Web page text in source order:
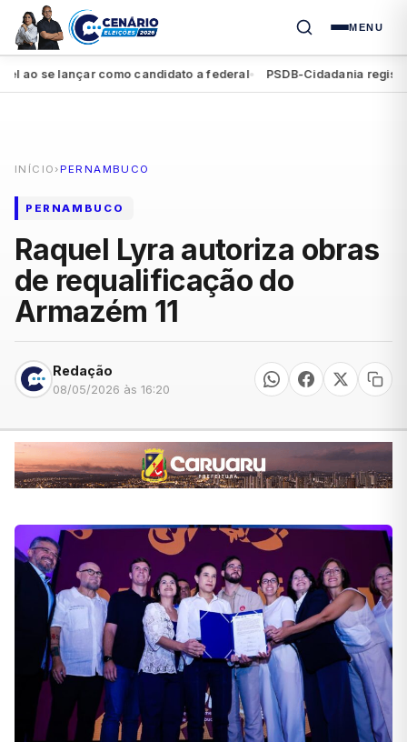
MENU
se lançar como candidato a federal● PSDB-Cidadania registra
INÍCIO › PERNAMBUCO
PERNAMBUCO
Raquel Lyra autoriza obras
de requalificação do
Armazém 11
Redação
08/05/2026 às 16:20